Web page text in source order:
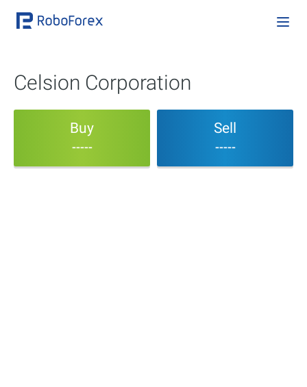
Celsion Corporation
Buy
-----
Sell
-----